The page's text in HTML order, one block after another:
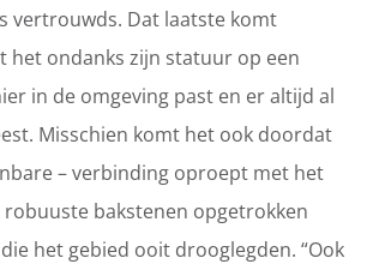
vertrouwds. Dat laatste komt
het ondanks zijn statuur op een
in de omgeving past en er altijd al
Misschien komt het ook doordat
– verbinding oproept met het
bakstenen opgetrokken
het gebied ooit drooglegden. “Ook